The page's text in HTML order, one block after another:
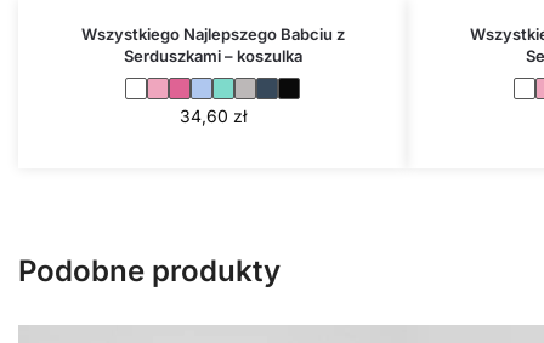
Wszystkiego Najlepszego Babciu z
Serduszkami – koszulka
34,60 zł
Podobne produkty